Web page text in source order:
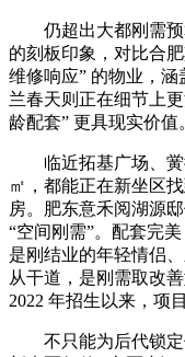
仍超出大都刚需预
的刻板印象，对比合
维修响应” 的物业，
兰春天则正在细节上
龄配套” 更具现实价值
临近拓基广场、黉
㎡，都能正在新坐区
房。肥东意禾阅湖源
“空间刚需”。配套完
是刚结业的年轻情侣
从干道，是刚需取改
2022 年招生以来，项
不只能为后代锁定